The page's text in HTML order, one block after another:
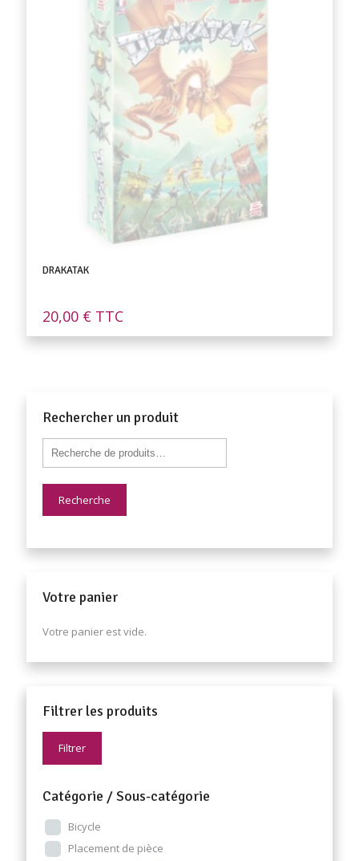
DRAKATAK
20,00 € TTC
Rechercher un produit
Recherche
Votre panier
Votre panier est vide.
Filtrer les produits
Filtrer
Catégorie / Sous-catégorie
Bicycle
Placement de pièce